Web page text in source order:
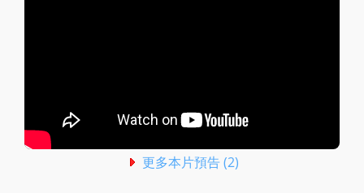
更多本片預告 (2)